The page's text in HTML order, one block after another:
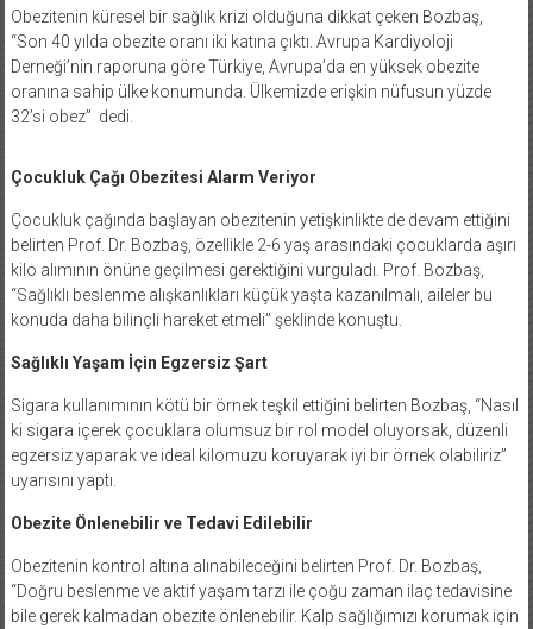
Obezitenin küresel bir sağlık krizi olduğuna dikkat çeken Bozbaş,
“Son 40 yılda obezite oranı iki katına çıktı. Avrupa Kardiyoloji
Derneği’nin raporuna göre Türkiye, Avrupa’da en yüksek obezite
oranına sahip ülke konumunda. Ülkemizde erişkin nüfusun yüzde
32’si obez” dedi.
Çocukluk Çağı Obezitesi Alarm Veriyor
Çocukluk çağında başlayan obezitenin yetişkinlikte de devam ettiğini
belirten Prof. Dr. Bozbaş, özellikle 2-6 yaş arasındaki çocuklarda aşırı
kilo alımının önüne geçilmesi gerektiğini vurguladı. Prof. Bozbaş,
“Sağlıklı beslenme alışkanlıkları küçük yaşta kazanılmalı, aileler bu
konuda daha bilinçli hareket etmeli” şeklinde konuştu.
Sağlıklı Yaşam İçin Egzersiz Şart
Sigara kullanımının kötü bir örnek teşkil ettiğini belirten Bozbaş, “Nasıl
ki sigara içerek çocuklara olumsuz bir rol model oluyorsak, düzenli
egzersiz yaparak ve ideal kilomuzu koruyarak iyi bir örnek olabiliriz”
uyarısını yaptı.
Obezite Önlenebilir ve Tedavi Edilebilir
Obezitenin kontrol altına alınabileceğini belirten Prof. Dr. Bozbaş,
“Doğru beslenme ve aktif yaşam tarzı ile çoğu zaman ilaç tedavisine
bile gerek kalmadan obezite önlenebilir. Kalp sağlığımızı korumak için